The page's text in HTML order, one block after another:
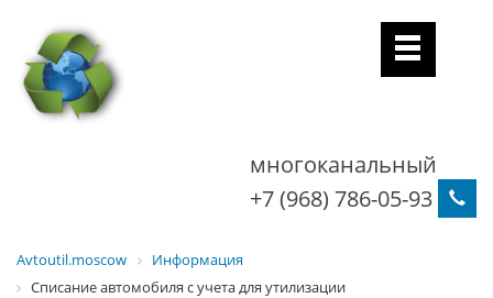
многоканальный
+7 (968) 786-05-93
Avtoutil.moscow
Информация
Списание автомобиля с учета для утилизации